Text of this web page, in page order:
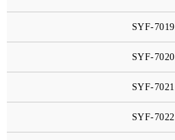
SYF-7019
SYF-7020
SYF-7021
SYF-7022